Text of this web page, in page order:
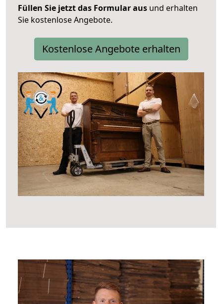
Füllen Sie jetzt das Formular aus und erhalten
Sie kostenlose Angebote.
Kostenlose Angebote erhalten